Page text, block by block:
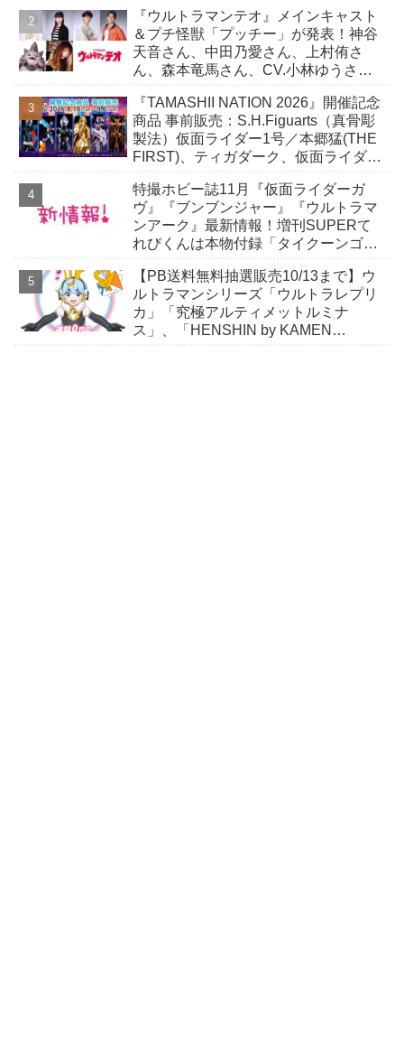
『ウルトラマンテオ』メインキャスト
＆プチ怪獣「プッチー」が発表！神谷
天音さん、中田乃愛さん、上村侑さ
ん、森本竜馬さん、CV.小林ゆうさ
『TAMASHII NATION 2026』開催記念
商品 事前販売：S.H.Figuarts（真骨彫
製法）仮面ライダー1号／本郷猛(THE
FIRST)、ティガダーク、仮面ライダー
特撮ホビー誌11月『仮面ライダーガ
ヴ』『ブンブンジャー』『ウルトラマ
ンアーク』最新情報！増刊SUPERて
れびくんは本物付録「タイクーンゴチ
【PB送料無料抽選販売10/13まで】ウ
ルトラマンシリーズ「ウルトラレプリ
カ」「究極アルティメットルミナ
ス」、「HENSHIN by KAMEN